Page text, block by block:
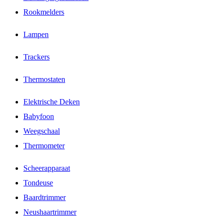
Rookmelders
Lampen
Trackers
Thermostaten
Elektrische Deken
Babyfoon
Weegschaal
Thermometer
Scheerapparaat
Tondeuse
Baardtrimmer
Neushaartrimmer